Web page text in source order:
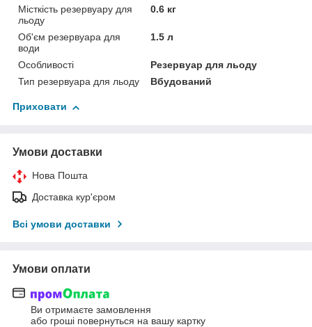
Місткість резервуару для
льоду
0.6 кг
Об'єм резервуара для
води
1.5 л
Особливості
Резервуар для льоду
Тип резервуара для льоду
Вбудований
Приховати
Умови доставки
Нова Пошта
Доставка кур'єром
Всі умови доставки
Умови оплати
Ви отримаєте замовлення
або гроші повернуться на вашу картку